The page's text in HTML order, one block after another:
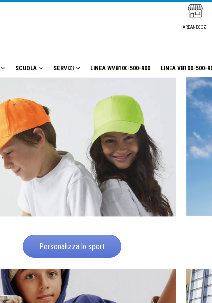
AREANEGOZI
SCUOLA SERVIZI LINEA WVB100-500-900 LINEA VB100-500-
Personalizza lo sport